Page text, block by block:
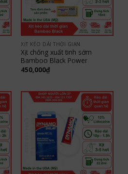
XỊT KÉO DÀI THỜI GIAN
Xịt chống xuất tinh sớm
Bamboo Black Power
450,000₫